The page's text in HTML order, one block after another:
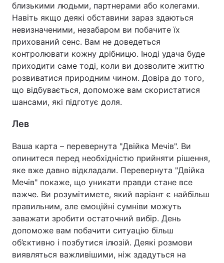
близькими людьми, партнерами або колегами.
Навіть якщо деякі обставини зараз здаються
невизначеними, незабаром ви побачите їх
прихований сенс. Вам не доведеться
контролювати кожну дрібницю. Іноді удача буде
приходити саме тоді, коли ви дозволите життю
розвиватися природним чином. Довіра до того,
що відбувається, допоможе вам скористатися
шансами, які підготує доля.
Лев
Ваша карта – перевернута "Двійка Мечів". Ви
опинитеся перед необхідністю прийняти рішення,
яке вже давно відкладали. Перевернута "Двійка
Мечів" покаже, що уникати правди стане все
важче. Ви розумітимете, який варіант є найбільш
правильним, але емоційні сумніви можуть
заважати зробити остаточний вибір. День
допоможе вам побачити ситуацію більш
об’єктивно і позбутися ілюзій. Деякі розмови
виявляться важливішими, ніж здадуться на